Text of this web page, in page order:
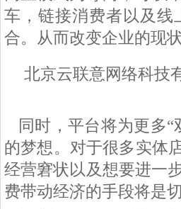
车，链接消费者以及线
合。从而改变企业的现
北京云联意网络科技
同时，平台将为更多
的梦想。对于很多实体
经营窘状以及想要进一
费带动经济的手段将是